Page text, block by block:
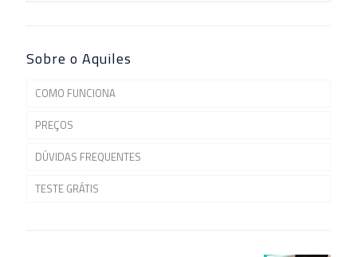
Sobre o Aquiles
COMO FUNCIONA
PREÇOS
DÚVIDAS FREQUENTES
TESTE GRÁTIS